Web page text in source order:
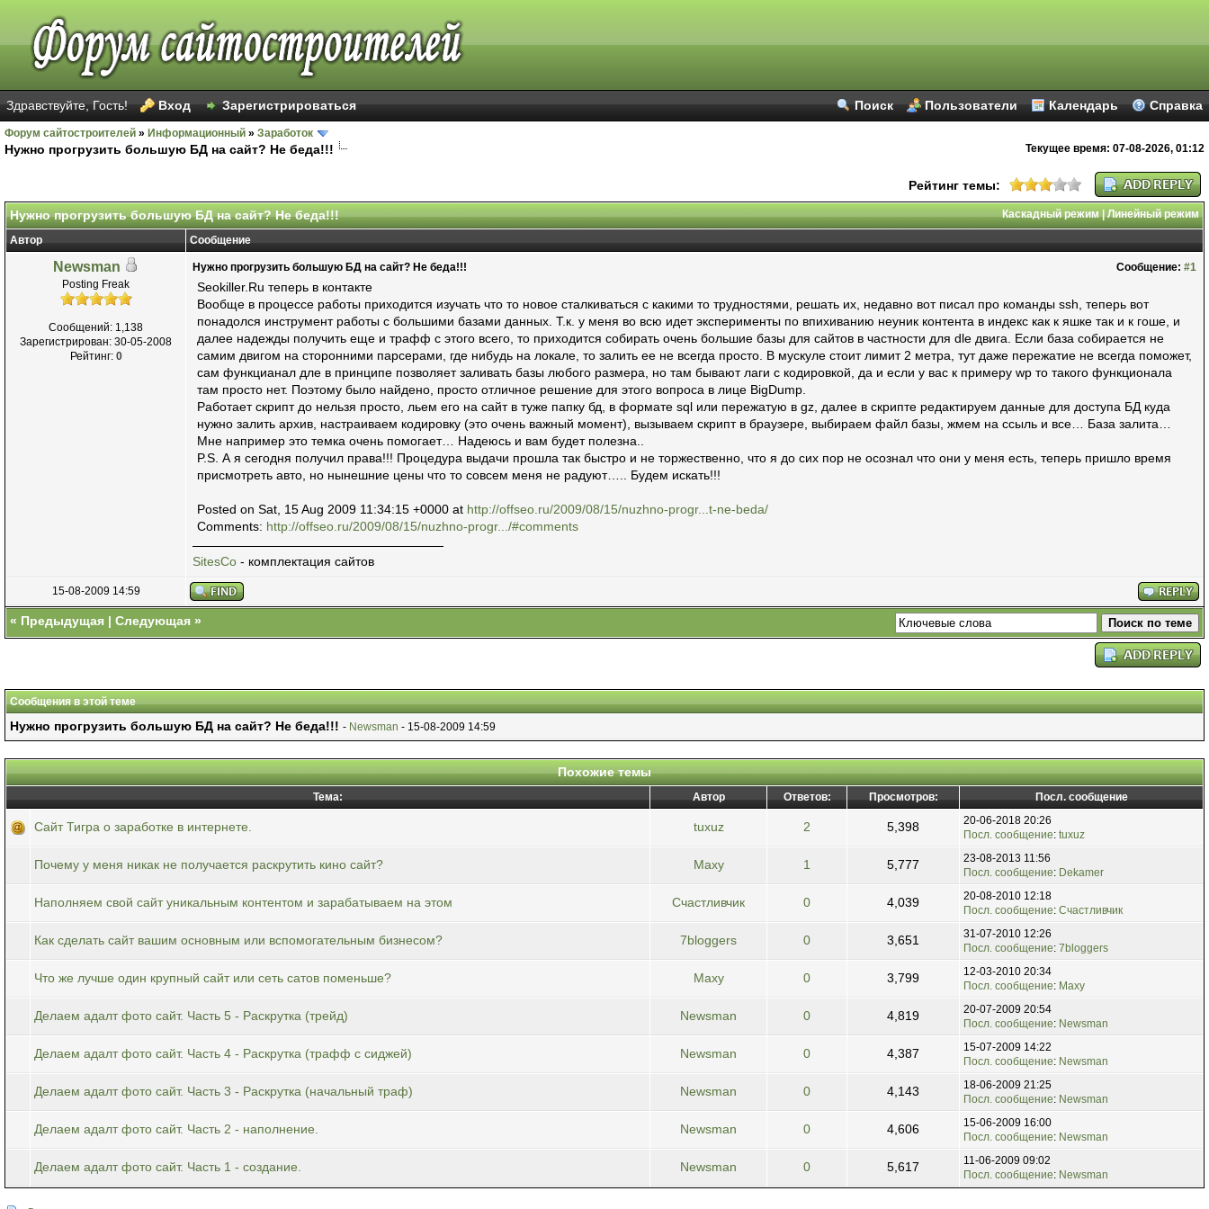
Поиск Пользователи Календарь Справка
Здравствуйте, Гость! Вход Зарегистрироваться
Форум сайтостроителей » Информационный » Заработок
Нужно прогрузить большую БД на сайт? Не беда!!! Текущее время: 07-08-2026, 01:12
Рейтинг темы:
Каскадный режим|Линейный режим
Нужно прогрузить большую БД на сайт? Не беда!!!
Автор Сообщение
Newsman
Posting Freak
Сообщений: 1,138
Зарегистрирован: 30-05-2008
Рейтинг: 0
Сообщение: #1
Нужно прогрузить большую БД на сайт? Не беда!!!
Seokiller.Ru теперь в контакте
Вообще в процессе работы приходится изучать что то новое сталкиваться с какими то трудностями, решать их, недавно вот писал про команды ssh, теперь вот
понадолся инструмент работы с большими базами данных. Т.к. у меня во всю идет эксперименты по впихиванию неуник контента в индекс как к яшке так и к гоше, и
далее надежды получить еще и трафф с этого всего, то приходится собирать очень большие базы для сайтов в частности для dle двига. Если база собирается не
самим двигом на сторонними парсерами, где нибудь на локале, то залить ее не всегда просто. В мускуле стоит лимит 2 метра, тут даже пережатие не всегда поможет,
сам функцианал дле в принципе позволяет заливать базы любого размера, но там бывают лаги с кодировкой, да и если у вас к примеру wp то такого функционала
там просто нет. Поэтому было найдено, просто отличное решение для этого вопроса в лице BigDump.
Работает скрипт до нельзя просто, льем его на сайт в туже папку бд, в формате sql или пережатую в gz, далее в скрипте редактируем данные для доступа БД куда
нужно залить архив, настраиваем кодировку (это очень важный момент), вызываем скрипт в браузере, выбираем файл базы, жмем на ссыль и все… База залита…
Мне например это темка очень помогает… Надеюсь и вам будет полезна..
P.S. А я сегодня получил права!!! Процедура выдачи прошла так быстро и не торжественно, что я до сих пор не осознал что они у меня есть, теперь пришло время
присмотреть авто, но нынешние цены что то совсем меня не радуют….. Будем искать!!!
Posted on Sat, 15 Aug 2009 11:34:15 +0000 at http://offseo.ru/2009/08/15/nuzhno-progr...t-ne-beda/
Comments: http://offseo.ru/2009/08/15/nuzhno-progr.../#comments
SitesCo - комплектация сайтов
15-08-2009 14:59
« Предыдущая | Следующая »
Сообщения в этой теме
Нужно прогрузить большую БД на сайт? Не беда!!! - Newsman - 15-08-2009 14:59
Похожие темы
Тема: Автор Ответов: Просмотров: Посл. сообщение
Сайт Тигра о заработке в интернете. tuxuz 2 5,398
20-06-2018 20:26
Посл. сообщение: tuxuz
Почему у меня никак не получается раскрутить кино сайт? Maxy 1 5,777
23-08-2013 11:56
Посл. сообщение: Dekamer
Наполняем свой сайт уникальным контентом и зарабатываем на этом Счастливчик 0 4,039
20-08-2010 12:18
Посл. сообщение: Счастливчик
Как сделать сайт вашим основным или вспомогательным бизнесом? 7bloggers 0 3,651
31-07-2010 12:26
Посл. сообщение: 7bloggers
Что же лучше один крупный сайт или сеть сатов поменьше? Maxy 0 3,799
12-03-2010 20:34
Посл. сообщение: Maxy
Делаем адалт фото сайт. Часть 5 - Раскрутка (трейд) Newsman 0 4,819
20-07-2009 20:54
Посл. сообщение: Newsman
Делаем адалт фото сайт. Часть 4 - Раскрутка (трафф с сиджей) Newsman 0 4,387
15-07-2009 14:22
Посл. сообщение: Newsman
Делаем адалт фото сайт. Часть 3 - Раскрутка (начальный траф) Newsman 0 4,143
18-06-2009 21:25
Посл. сообщение: Newsman
Делаем адалт фото сайт. Часть 2 - наполнение. Newsman 0 4,606
15-06-2009 16:00
Посл. сообщение: Newsman
Делаем адалт фото сайт. Часть 1 - создание. Newsman 0 5,617
11-06-2009 09:02
Посл. сообщение: Newsman